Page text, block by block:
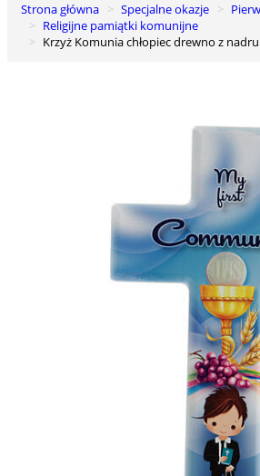
0
Koszyk
Strona główna Specjalne okazje
Religijne pamiątki komunijne
Krzyż Komunia chłopiec drewno z